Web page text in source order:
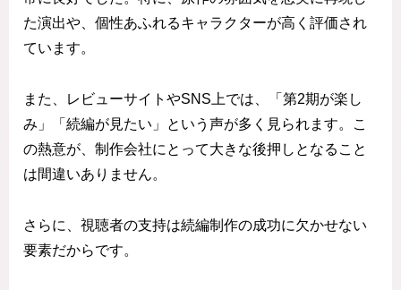
た演出や、個性あふれるキャラクターが高く評価され
ています。
また、レビューサイトやSNS上では、「第2期が楽し
み」「続編が見たい」という声が多く見られます。こ
の熱意が、制作会社にとって大きな後押しとなること
は間違いありません。
さらに、視聴者の支持は続編制作の成功に欠かせない
要素だからです。